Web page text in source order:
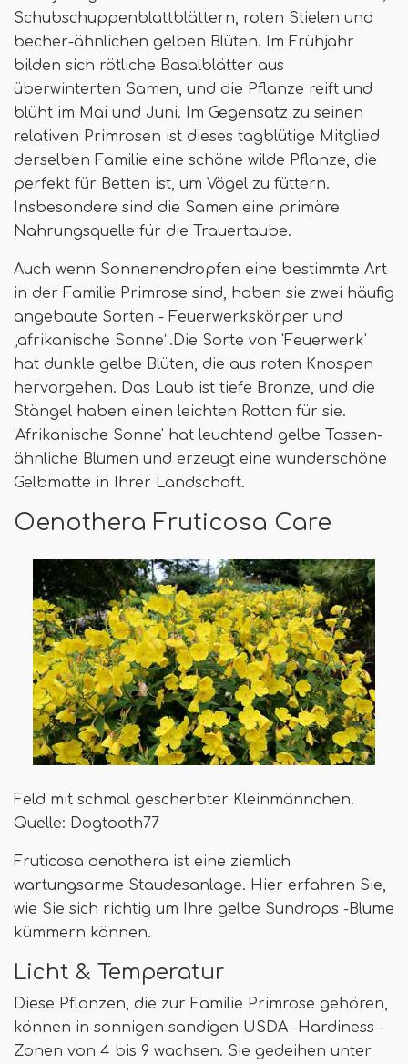
Schubschuppenblattblättern, roten Stielen und
becher-ähnlichen gelben Blüten. Im Frühjahr
bilden sich rötliche Basalblätter aus
überwinterten Samen, und die Pflanze reift und
blüht im Mai und Juni. Im Gegensatz zu seinen
relativen Primrosen ist dieses tagblütige Mitglied
derselben Familie eine schöne wilde Pflanze, die
perfekt für Betten ist, um Vögel zu füttern.
Insbesondere sind die Samen eine primäre
Nahrungsquelle für die Trauertaube.
Auch wenn Sonnenendropfen eine bestimmte Art
in der Familie Primrose sind, haben sie zwei häufig
angebaute Sorten - Feuerwerkskörper und
„afrikanische Sonne“.Die Sorte von 'Feuerwerk'
hat dunkle gelbe Blüten, die aus roten Knospen
hervorgehen. Das Laub ist tiefe Bronze, und die
Stängel haben einen leichten Rotton für sie.
'Afrikanische Sonne' hat leuchtend gelbe Tassen-
ähnliche Blumen und erzeugt eine wunderschöne
Gelbmatte in Ihrer Landschaft.
Oenothera Fruticosa Care
Feld mit schmal gescherbter Kleinmännchen.
Quelle: Dogtooth77
Fruticosa oenothera ist eine ziemlich
wartungsarme Staudesanlage. Hier erfahren Sie,
wie Sie sich richtig um Ihre gelbe Sundrops -Blume
kümmern können.
Licht & Temperatur
Diese Pflanzen, die zur Familie Primrose gehören,
können in sonnigen sandigen USDA -Hardiness -
Zonen von 4 bis 9 wachsen. Sie gedeihen unter